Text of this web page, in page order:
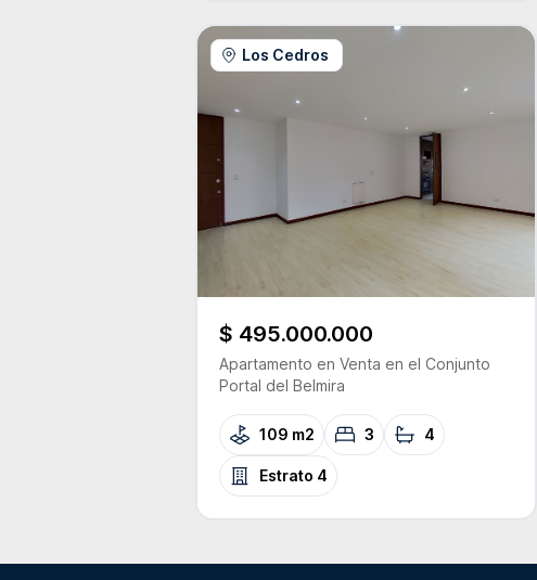
Los Cedros
$ 495.000.000
Apartamento en Venta en el Conjunto
Portal del Belmira
109 m2 3 4
Estrato 4